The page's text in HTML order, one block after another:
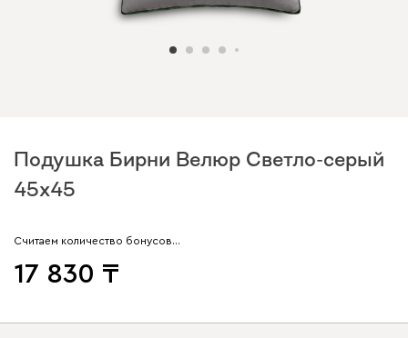
Подушка Бирни Велюр Светло-серый
45x45
Считаем количество бонусов…
17 830